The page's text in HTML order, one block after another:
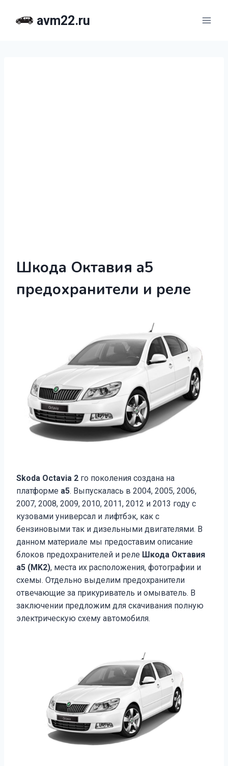
avm22.ru
Шкода Октавия а5
предохранители и реле
Skoda Octavia 2 го поколения создана на
платформе а5. Выпускалась в 2004, 2005, 2006,
2007, 2008, 2009, 2010, 2011, 2012 и 2013 году с
кузовами универсал и лифтбэк, как с
бензиновыми так и дизельными двигателями. В
данном материале мы предоставим описание
блоков предохранителей и реле Шкода Октавия
а5 (MK2), места их расположения, фотографии и
схемы. Отдельно выделим предохранители
отвечающие за прикуриватель и омыватель. В
заключении предложим для скачивания полную
электрическую схему автомобиля.